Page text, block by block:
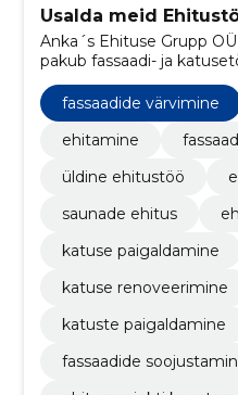
Usalda meid
Anka´s Ehituse Grupp
pakub fassaadi- ja
Kasutame ainult
parimat kvaliteeti.
fassaadide värvimine
ehitamine
üldine ehitustöö
saunade ehitus
katuse paigaldamine
katuse renoveerimine
katuste paigaldamine
fassaadide